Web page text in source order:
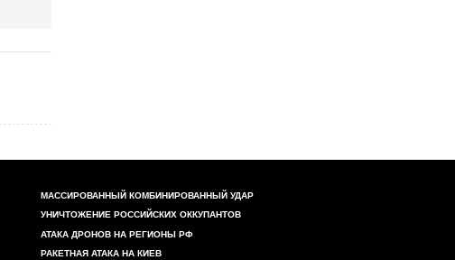
МАССИРОВАННЫЙ КОМБИНИРОВАННЫЙ УДАР
УНИЧТОЖЕНИЕ РОССИЙСКИХ ОККУПАНТОВ
АТАКА ДРОНОВ НА РЕГИОНЫ РФ
РАКЕТНАЯ АТАКА НА КИЕВ